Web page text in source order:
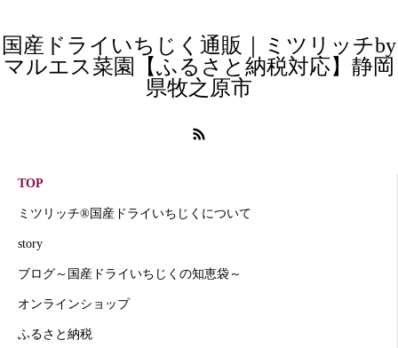
国産ドライいちじく通販｜ミツリッチby
マルエス菜園【ふるさと納税対応】静岡
県牧之原市
TOP
ミツリッチ®国産ドライいちじくについて
story
ブログ～国産ドライいちじくの知恵袋～
オンラインショップ
ふるさと納税